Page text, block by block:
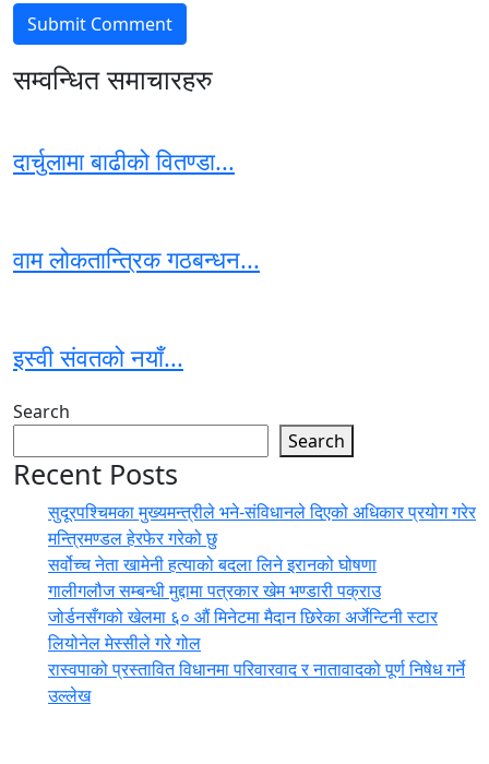
सम्वन्धित समाचारहरु
दार्चुलामा बाढीको वितण्डा...
वाम लोकतान्त्रिक गठबन्धन...
इस्वी संवतको नयाँ...
Search
Search
Recent Posts
सुदूरपश्चिमका मुख्यमन्त्रीले भने-संविधानले दिएको अधिकार प्रयोग गरेर
मन्त्रिमण्डल हेरफेर गरेको छु
सर्वोच्च नेता खामेनी हत्याको बदला लिने इरानको घोषणा
गालीगलौज सम्बन्धी मुद्दामा पत्रकार खेम भण्डारी पक्राउ
जोर्डनसँगको खेलमा ६० औं मिनेटमा मैदान छिरेका अर्जेन्टिनी स्टार
लियोनेल मेस्सीले गरे गोल
रास्वपाको प्रस्तावित विधानमा परिवारवाद र नातावादको पूर्ण निषेध गर्ने
उल्लेख